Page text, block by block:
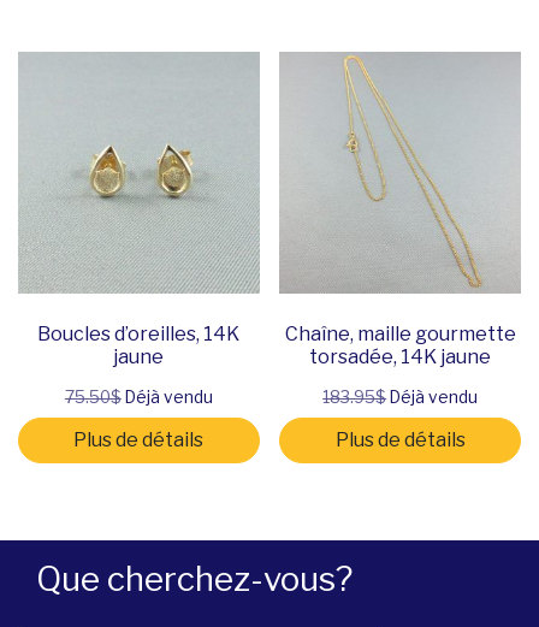
Que cherchez-vous?
Boucles d’oreilles, 14K
jaune
75.50$Déjà vendu
Plus de détails
Chaîne, maille gourmette
torsadée, 14K jaune
183.95$Déjà vendu
Plus de détails